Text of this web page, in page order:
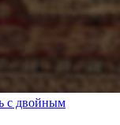
с двойным